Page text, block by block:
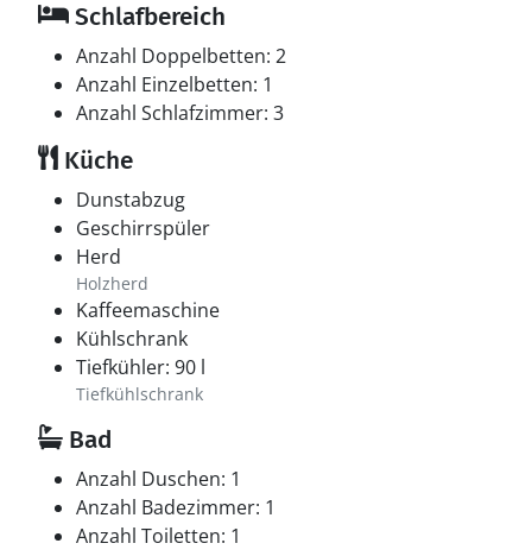
Schlafbereich
Anzahl Doppelbetten: 2
Anzahl Einzelbetten: 1
Anzahl Schlafzimmer: 3
Küche
Dunstabzug
Geschirrspüler
Herd
Holzherd
Kaffeemaschine
Kühlschrank
Tiefkühler: 90 l
Tiefkühlschrank
Bad
Anzahl Duschen: 1
Anzahl Badezimmer: 1
Anzahl Toiletten: 1